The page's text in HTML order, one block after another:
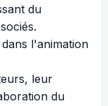
du
l'animation
leur
du